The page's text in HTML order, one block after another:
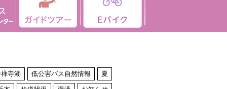
寺湖 低公害バス自然情報 夏